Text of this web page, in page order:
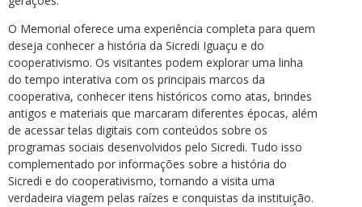
O Memorial oferece uma experiência completa para quem
deseja conhecer a história da Sicredi Iguaçu e do
cooperativismo. Os visitantes podem explorar uma linha
do tempo interativa com os principais marcos da
cooperativa, conhecer itens históricos como atas, brindes
antigos e materiais que marcaram diferentes épocas, além
de acessar telas digitais com conteúdos sobre os
programas sociais desenvolvidos pelo Sicredi. Tudo isso
complementado por informações sobre a história do
Sicredi e do cooperativismo, tornando a visita uma
verdadeira viagem pelas raízes e conquistas da instituição.